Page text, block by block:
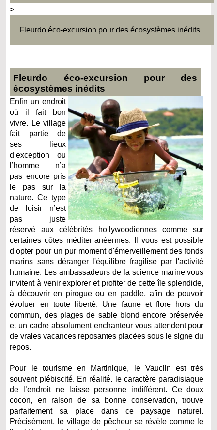
>
Fleurdo éco-excursion pour des écosystèmes inédits
Fleurdo éco-excursion pour des
écosystèmes inédits
Enfin un endroit
où il fait bon
vivre. Le village
fait partie de
ses lieux
d’exception ou
l’homme n’a
pas encore pris
le pas sur la
nature. Ce type
de loisir n’est
pas juste
réservé aux célébrités hollywoodiennes comme sur
certaines côtes méditerranéennes. Il vous est possible
d’opter pour un pur moment d'émerveillement des fonds
marins sans déranger l'équilibre fragilisé par l'activité
humaine. Les ambassadeurs de la science marine vous
invitent à venir explorer et profiter de cette île splendide,
à découvrir en pirogue ou en paddle, afin de pouvoir
évoluer en toute liberté. Une faune et flore hors du
commun, des plages de sable blond encore préservée
et un cadre absolument enchanteur vous attendent pour
de vraies vacances reposantes placées sous le signe du
repos.
Pour le tourisme en Martinique, le Vauclin est très
souvent plébiscité. En réalité, le caractère paradisiaque
de l’endroit ne laisse personne indifférent. Ce doux
cocon, en raison de sa bonne conservation, trouve
parfaitement sa place dans ce paysage naturel.
Précisément, le village de pêcheur se révèle comme le